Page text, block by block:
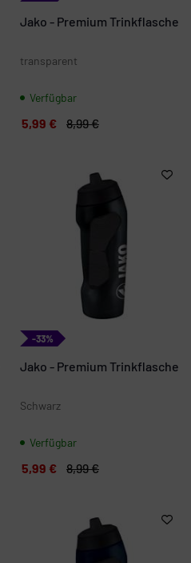
Jako - Premium Trinkflasche
transparent
Verfügbar
5,99 € 8,99 €
-33%
Jako - Premium Trinkflasche
Schwarz
Verfügbar
5,99 € 8,99 €